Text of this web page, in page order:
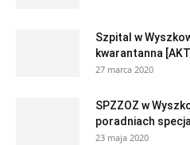
Szpital w
kwarantanna
27 marca 2020
SPZZOZ w
poradniach
23 maja 2020